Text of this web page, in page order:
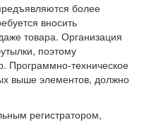
более
вносить
товара. Организация
поэтому
Программно-техническое
выше элементов, должно
регистратором,